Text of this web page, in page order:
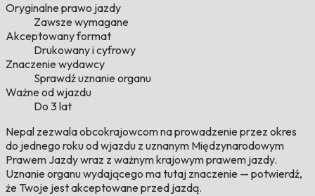
Oryginalne prawo jazdy
Zawsze wymagane
Akceptowany format
Drukowany i cyfrowy
Znaczenie wydawcy
Sprawdź uznanie organu
Ważne od wjazdu
Do 3 lat
Nepal zezwala obcokrajowcom na prowadzenie przez okres
do jednego roku od wjazdu z uznanym Międzynarodowym
Prawem Jazdy wraz z ważnym krajowym prawem jazdy.
Uznanie organu wydającego ma tutaj znaczenie — potwierdź,
że Twoje jest akceptowane przed jazdą.